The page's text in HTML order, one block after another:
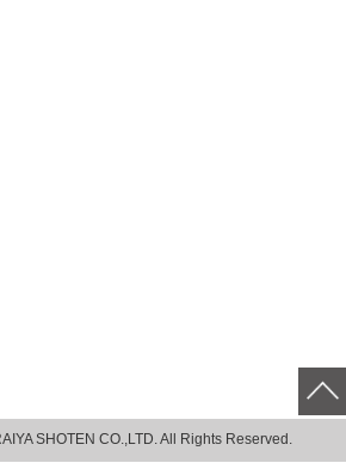
SHOTEN CO.,LTD. All Rights Reserved.